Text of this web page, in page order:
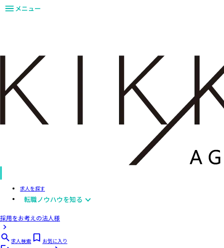
メニュー
求人を探す
転職ノウハウを知る
採用をお考えの法人様
求人検索
お気に入り